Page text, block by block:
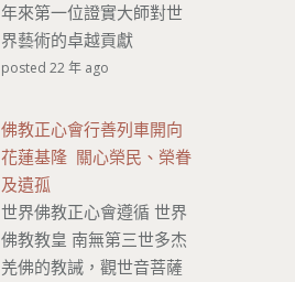
年來第一位證實大師對世
界藝術的卓越貢獻
posted 22 年 ago
佛教正心會行善列車開向
花蓮基隆 關心榮民、榮眷
及遺孤
世界佛教正心會遵循 世界
佛教教皇 南無第三世多杰
羌佛的教誡，觀世音菩薩